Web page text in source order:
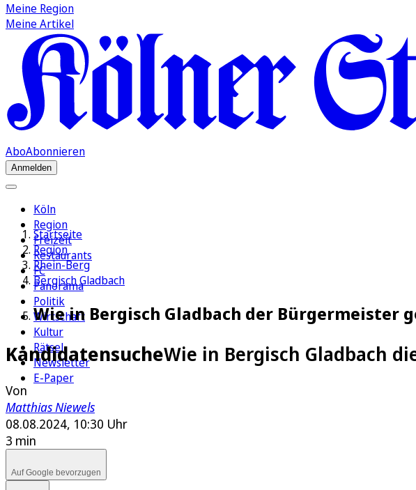
Meine Region
Meine Artikel
AboAbonnieren
Anmelden
Köln
Region
Freizeit
Restaurants
FC
Panorama
Politik
Wirtschaft
Kultur
Rätsel
Newsletter
E-Paper
Startseite
Region
Rhein-Berg
Bergisch Gladbach
Wie in Bergisch Gladbach der Bürgermeister
KandidatensucheWie in Bergisch Gladbach
Von
Matthias Niewels
08.08.2024, 10:30 Uhr
3 min
Auf Google bevorzugen